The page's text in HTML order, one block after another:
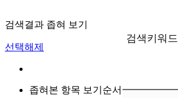
검색결과 좁혀 보기
선택해제
좁혀본 항목 보기순서
검색키워드